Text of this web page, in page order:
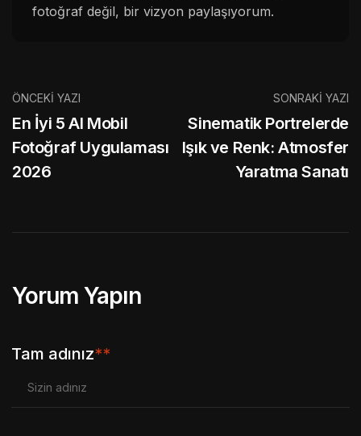
fotoğraf değil, bir vizyon paylaşıyorum.
ÖNCEKI YAZI
En İyi 5 AI Mobil
Fotoğraf Uygulaması
2026
SONRAKI YAZI
Sinematik Portrelerde
Işık ve Renk: Atmosfer
Yaratma Sanatı
Yorum Yapın
Tam adınız**